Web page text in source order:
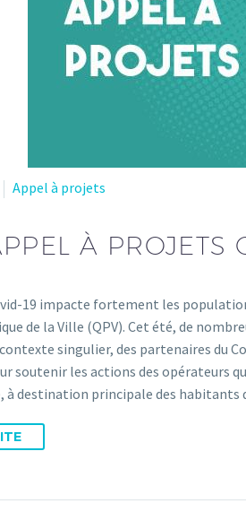
Appel à projets
À PROJETS
19 impacte fortement les
de la Ville (QPV). Cet été, de
contexte singulier, des partenaires du
soutenir les actions des opérateurs
destination principale des habitants